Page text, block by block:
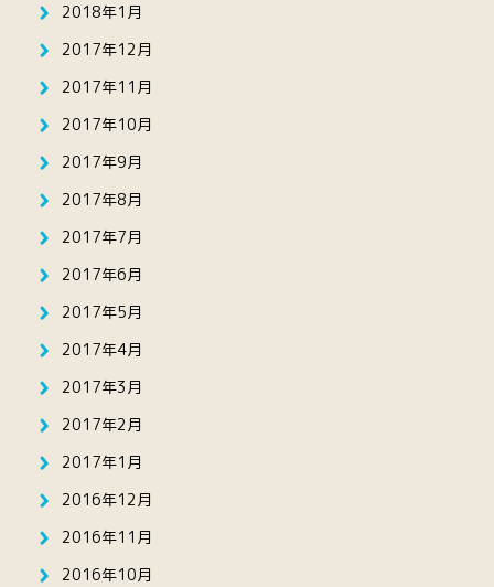
2018年1月
2017年12月
2017年11月
2017年10月
2017年9月
2017年8月
2017年7月
2017年6月
2017年5月
2017年4月
2017年3月
2017年2月
2017年1月
2016年12月
2016年11月
2016年10月